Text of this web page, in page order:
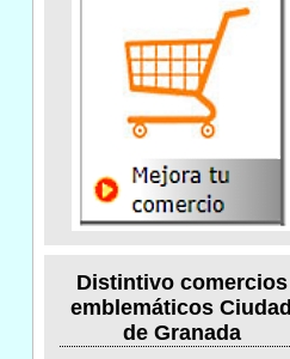
Distintivo comercios
emblemáticos Ciudad
de Granada